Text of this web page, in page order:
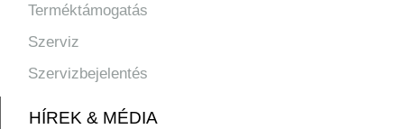
Terméktámogatás
Szerviz
Szervizbejelentés
HÍREK & MÉDIA